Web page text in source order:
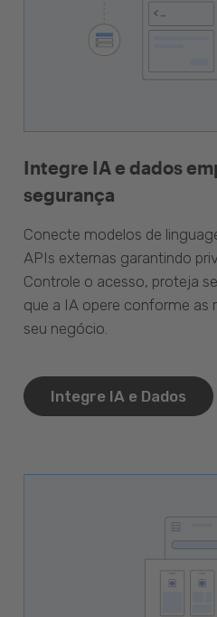
Integre IA e dados
segurança
Conecte modelos de
APIs externas garantindo
Controle o acesso, proteja
que a IA opere conforme as
seu negócio.
Integre IA e Dados